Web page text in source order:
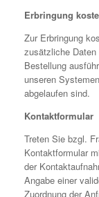
Erbringung
Zur Erbringung
zusätzliche
Bestellung
unseren
abgelaufen sind.
Kontaktformular
Treten Sie bzgl.
Kontaktformular
der
Angabe einer
Zuordnung der